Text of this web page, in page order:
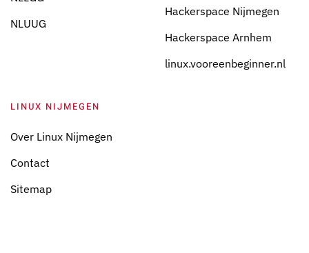
NLUUG
Hackerspace Nijmegen
Hackerspace Arnhem
linux.vooreenbeginner.nl
LINUX NIJMEGEN
Over Linux Nijmegen
Contact
Sitemap